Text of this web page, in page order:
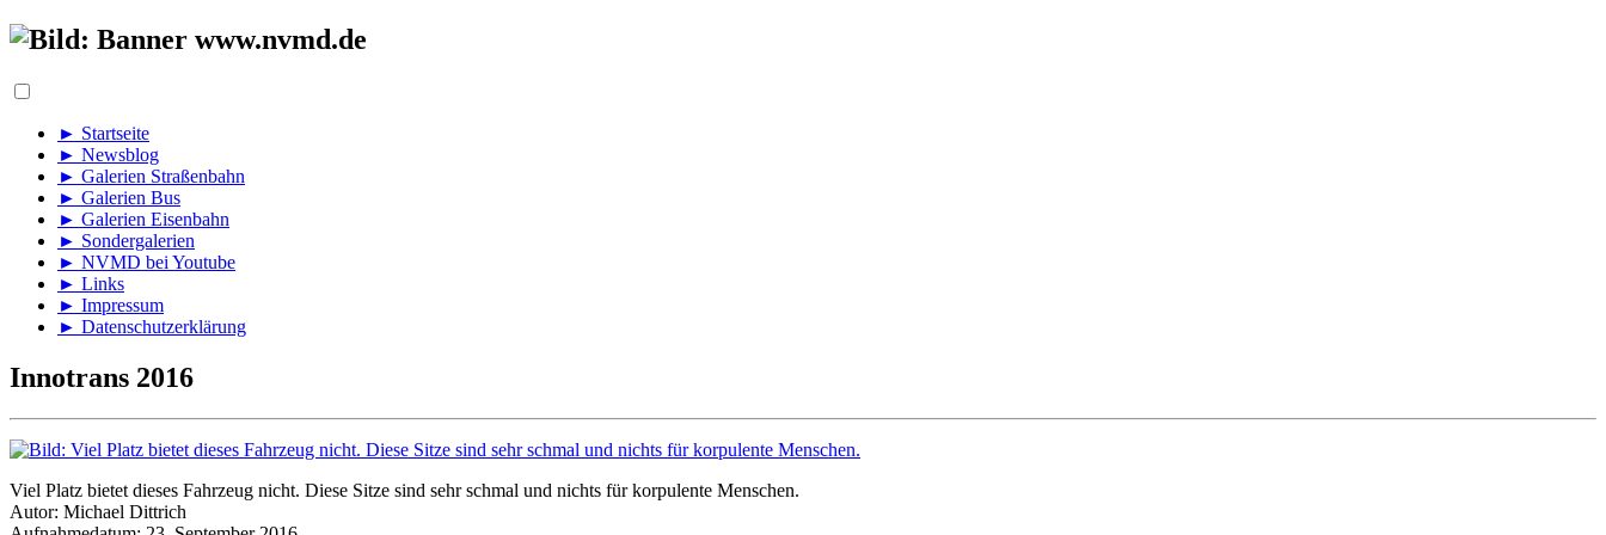
► Startseite
► Newsblog
► Galerien Straßenbahn
► Galerien Bus
► Galerien Eisenbahn
► Sondergalerien
► NVMD bei Youtube
► Links
► Impressum
► Datenschutzerklärung
Innotrans 2016
Viel Platz bietet dieses Fahrzeug nicht. Diese Sitze sind sehr schmal und nichts für korpulente Menschen.
Autor: Michael Dittrich